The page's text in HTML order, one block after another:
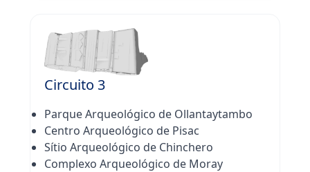
Circuito 3
Parque Arqueológico de Ollantaytambo
Centro Arqueológico de Pisac
Sítio Arqueológico de Chinchero
Complexo Arqueológico de Moray